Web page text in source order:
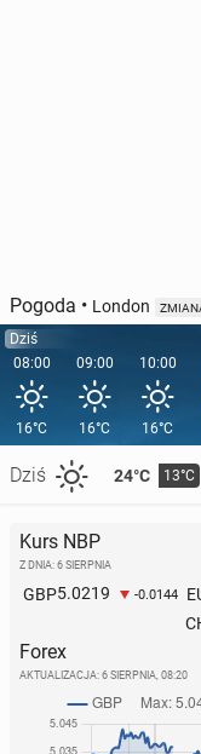
Pogoda • London
Dziś
08:00
16°C
Dziś 24°C 13°C
09:00
16°C
10:00
16°C
Kurs NBP
Z DNIA: 6 SIERPNIA
GBP5.0219 -0.0144
Forex
AKTUALIZACJA: 6 SIERPNIA, 08:20